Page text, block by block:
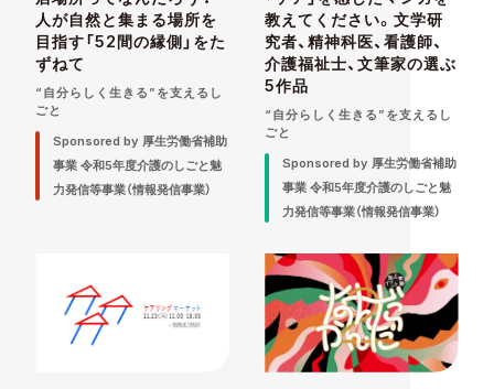
人が自然と集まる場所を
目指す「52間の縁側」をた
ずねて
“自分らしく生きる”を支えるし
ごと
Sponsored by 厚生労働省補助
事業 令和5年度介護のしごと魅
力発信等事業（情報発信事業）
教えてください。文学研
究者、精神科医、看護師、
介護福祉士、文筆家の選ぶ
5作品
“自分らしく生きる”を支えるし
ごと
Sponsored by 厚生労働省補助
事業 令和5年度介護のしごと魅
力発信等事業（情報発信事業）